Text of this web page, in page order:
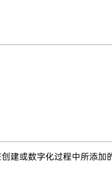
建或数字化过程中所添